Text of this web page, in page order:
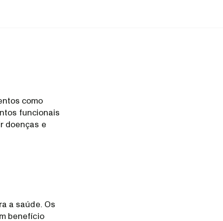
como
funcionais
doenças e
a saúde. Os
benefício